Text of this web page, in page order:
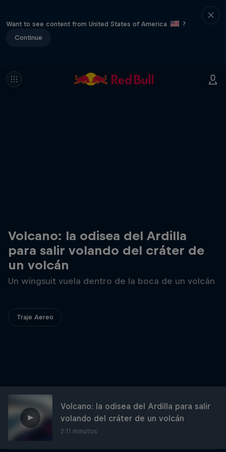
Want to see content from United States of America
?
Continue
Volcano: la odisea del Ardilla
para salir volando del cráter de
un volcán
Un wingsuit vuela dentro de la boca de un volcán
Traje Aereo
Volcano: la odisea del Ardilla para salir
volando del cráter de un volcán
2:11 minutos